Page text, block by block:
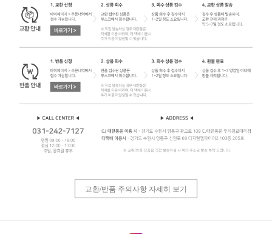
교환/반품 주의사항 자세히 보기